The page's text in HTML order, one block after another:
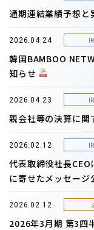
通期連結業績予想と
2026.04.24
韓国BAMBOO
知らせ
2026.04.23
親会社等の決算に関
2026.02.12
代表取締役社長
に寄せたメッセージ
2026.02.12
2026年3月期 第3四